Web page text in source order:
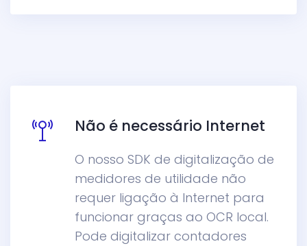
Não é necessário Internet
O nosso SDK de digitalização de
medidores de utilidade não
requer ligação à Internet para
funcionar graças ao OCR local.
Pode digitalizar contadores